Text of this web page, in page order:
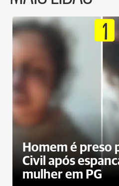
1
Homem é preso
Civil após
mulher em PG